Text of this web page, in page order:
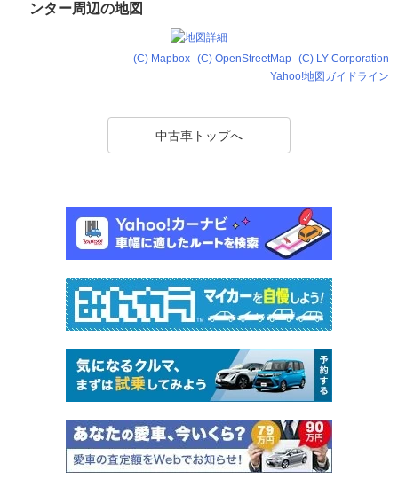
ンター周辺の地図
(C) Mapbox (C) OpenStreetMap (C) LY Corporation
Yahoo!地図ガイドライン
中古車トップへ